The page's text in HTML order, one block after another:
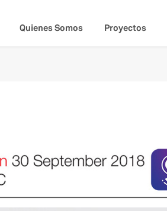
Quienes Somos Proyectos